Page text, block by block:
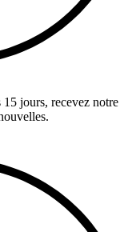
jours, recevez notre